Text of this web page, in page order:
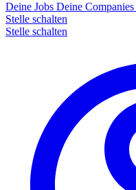
Deine Jobs Deine Companies
Stelle schalten
Stelle schalten